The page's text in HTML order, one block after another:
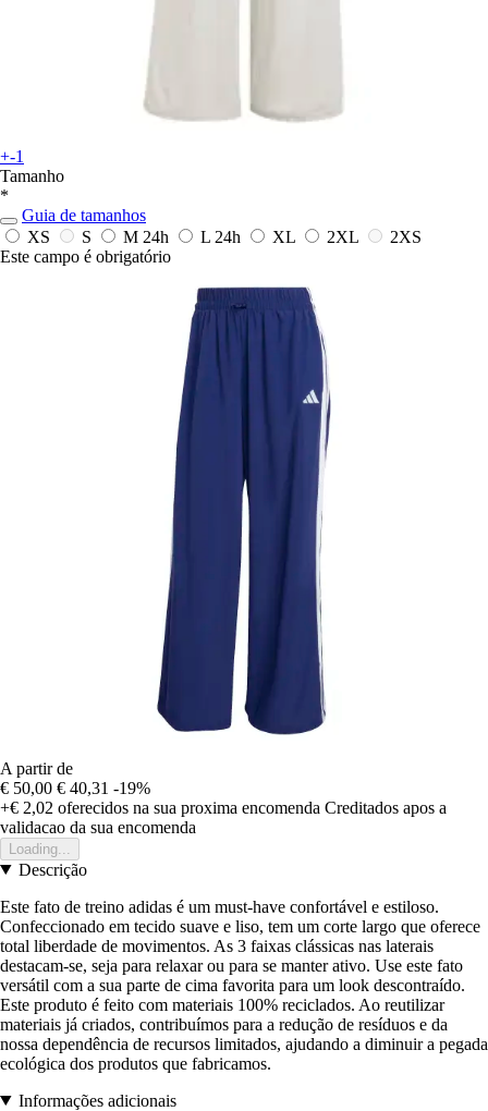
+-1
Tamanho
*
Guia de tamanhos
XS
S M 24h L 24h XL 2XL
2XS
Este campo é obrigatório
A partir de
€ 50,00 € 40,31 -19%
+€ 2,02 oferecidos na sua proxima encomenda Creditados apos a
validacao da sua encomenda
Loading...
Descrição
Este fato de treino adidas é um must-have confortável e estiloso.
Confeccionado em tecido suave e liso, tem um corte largo que oferece
total liberdade de movimentos. As 3 faixas clássicas nas laterais
destacam-se, seja para relaxar ou para se manter ativo. Use este fato
versátil com a sua parte de cima favorita para um look descontraído.
Este produto é feito com materiais 100% reciclados. Ao reutilizar
materiais já criados, contribuímos para a redução de resíduos e da
nossa dependência de recursos limitados, ajudando a diminuir a pegada
ecológica dos produtos que fabricamos.
Informações adicionais